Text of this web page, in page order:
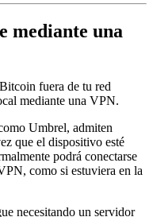
mediante una
fuera de tu red
mediante una VPN.
Umbrel, admiten
que el dispositivo esté
podrá conectarse
como si estuviera en la
necesitando un servidor